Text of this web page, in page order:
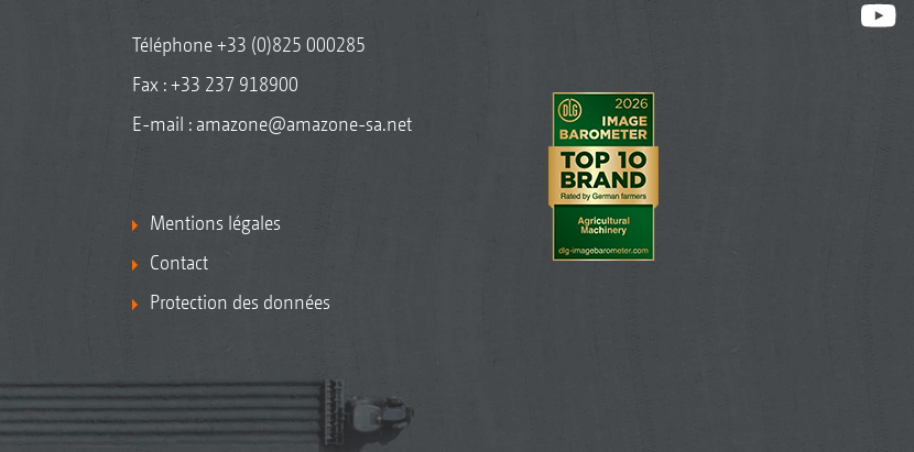
Téléphone+33 (0)825 000285
Fax : +33 237 918900
E-mail : amazone@amazone-sa.net
Mentions légales
Contact
Protection des données